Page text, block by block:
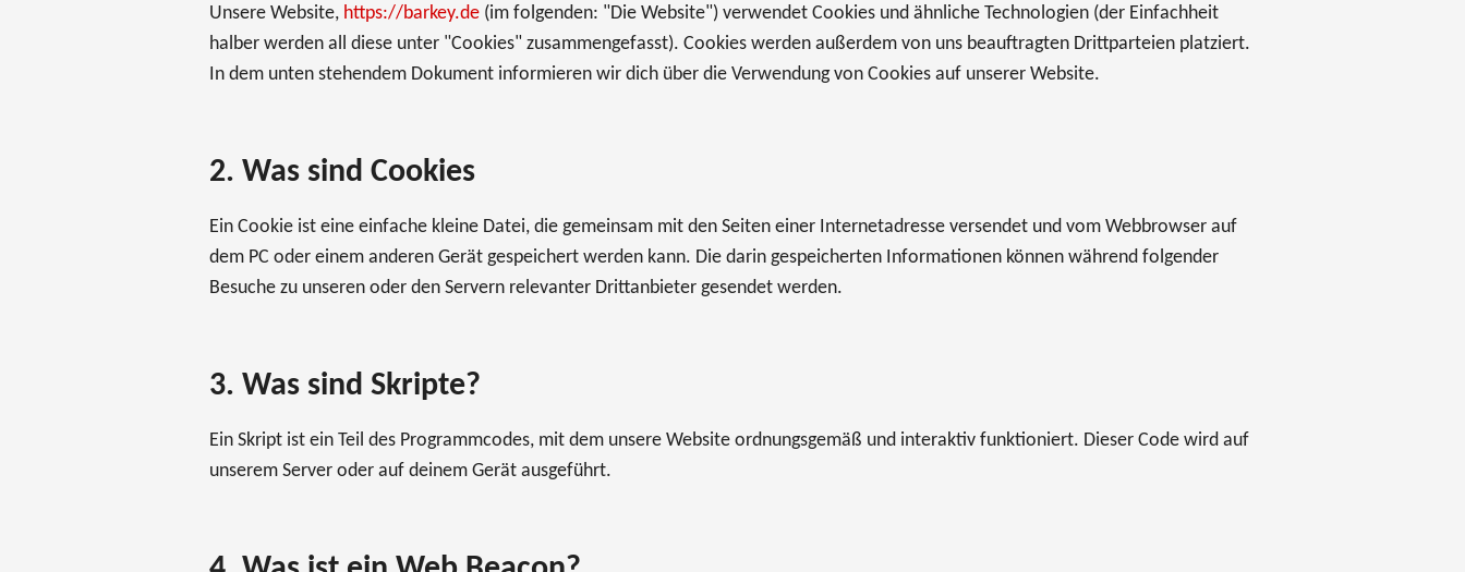
Unsere Website, https://barkey.de (im folgenden: "Die Website") verwendet Cookies und ähnliche Technologien (der Einfachheit
halber werden all diese unter "Cookies" zusammengefasst). Cookies werden außerdem von uns beauftragten Drittparteien platziert.
In dem unten stehendem Dokument informieren wir dich über die Verwendung von Cookies auf unserer Website.
2. Was sind Cookies
Ein Cookie ist eine einfache kleine Datei, die gemeinsam mit den Seiten einer Internetadresse versendet und vom Webbrowser auf
dem PC oder einem anderen Gerät gespeichert werden kann. Die darin gespeicherten Informationen können während folgender
Besuche zu unseren oder den Servern relevanter Drittanbieter gesendet werden.
3. Was sind Skripte?
Ein Skript ist ein Teil des Programmcodes, mit dem unsere Website ordnungsgemäß und interaktiv funktioniert. Dieser Code wird auf
unserem Server oder auf deinem Gerät ausgeführt.